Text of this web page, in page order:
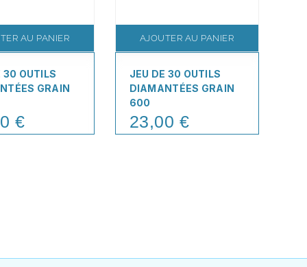
AU PANIER
30 OUTILS
GRAIN
€
AJOUTER AU PANIER
JEU DE 30 OUTILS
DIAMANTÉES GRAIN
600
Price
23,00 €